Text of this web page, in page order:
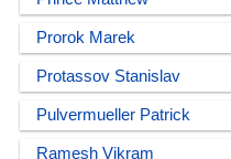
Prorok Marek
Protassov Stanislav
Pulvermueller Patrick
Ramesh Vikram